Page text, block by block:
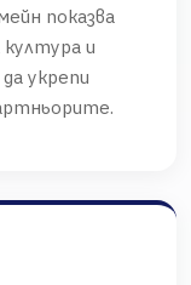
показва
и
укрепи